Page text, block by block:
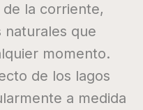
la corriente,
que
momento.
de los lagos
a medida